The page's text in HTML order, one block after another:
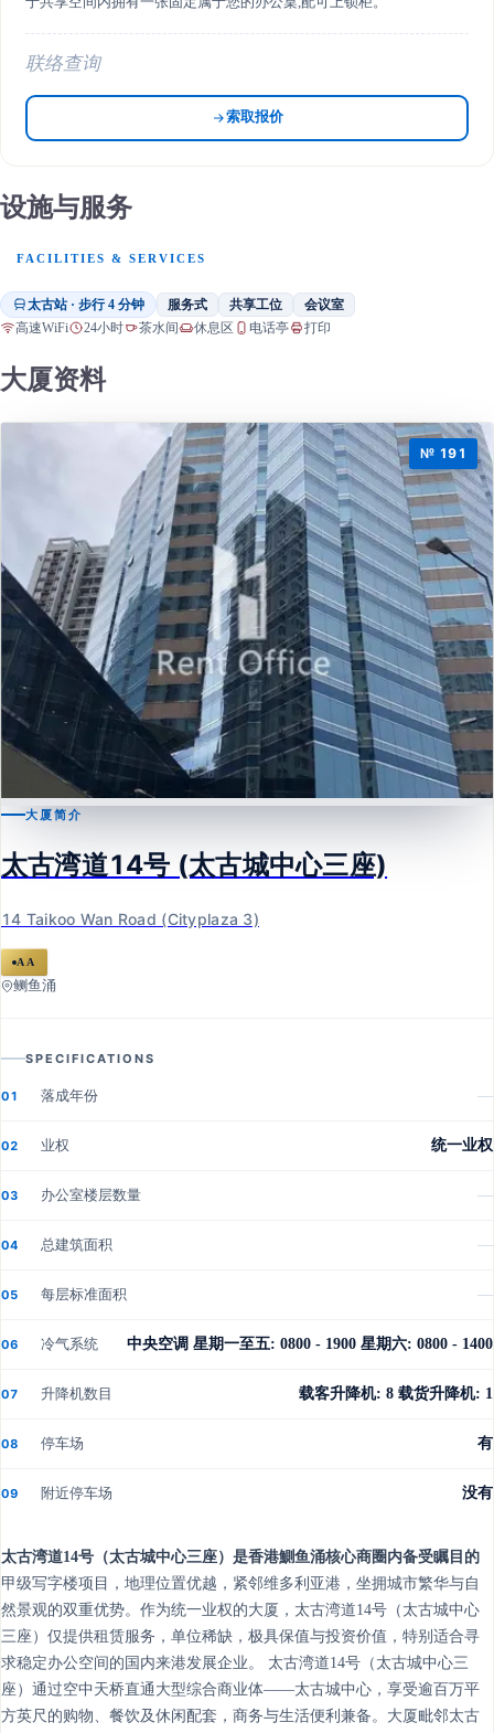
联络查询
索取报价
设施与服务
FACILITIES & SERVICES
太古站 · 步行 4 分钟 服务式 共享工位 会议室
高速WiFi 24小时 茶水间 休息区 电话亭 打印
大厦资料
№ 191
太古湾道14号 (太古城中心三座)
14 Taikoo Wan Road (Cityplaza 3)
大厦简介
太古湾道14号 (太古城中心三座)
14 Taikoo Wan Road (Cityplaza 3)
AA
鲗鱼涌
SPECIFICATIONS
01 落成年份 —
02 业权 统一业权
03 办公室楼层数量 —
04 总建筑面积 —
05 每层标准面积 —
06 冷气系统 中央空调 星期一至五: 0800 - 1900 星期六: 0800 - 1400
07 升降机数目 载客升降机: 8 载货升降机: 1
08 停车场 有
09 附近停车场 没有
太古湾道14号（太古城中心三座）是香港鰂鱼涌核心商圈内备受瞩目的
甲级写字楼项目，地理位置优越，紧邻维多利亚港，坐拥城市繁华与自
然景观的双重优势。作为统一业权的大厦，太古湾道14号（太古城中心
三座）仅提供租赁服务，单位稀缺，极具保值与投资价值，特别适合寻
求稳定办公空间的国内来港发展企业。 太古湾道14号（太古城中心三
座）通过空中天桥直通大型综合商业体——太古城中心，享受逾百万平
方英尺的购物、餐饮及休闲配套，商务与生活便利兼备。大厦毗邻太古